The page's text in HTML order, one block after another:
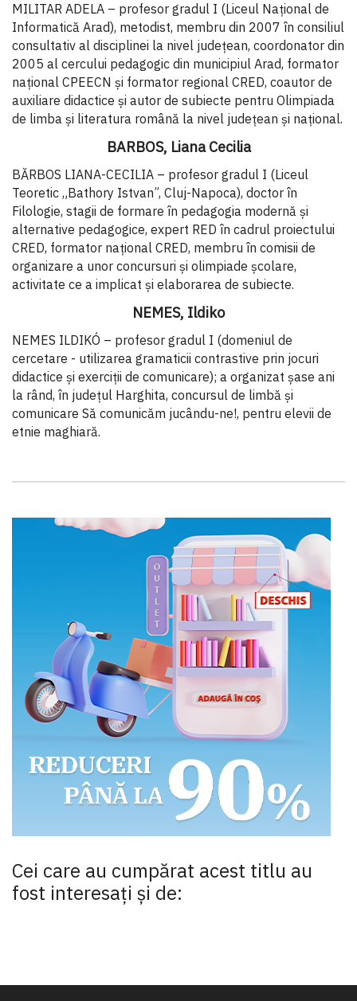
MILITAR ADELA – profesor gradul I (Liceul Național de
Informatică Arad), metodist, membru din 2007 în consiliul
consultativ al disciplinei la nivel județean, coordonator din
2005 al cercului pedagogic din municipiul Arad, formator
național CPEECN și formator regional CRED, coautor de
auxiliare didactice și autor de subiecte pentru Olimpiada
de limba și literatura română la nivel județean și național.
BARBOS, Liana Cecilia
BĂRBOS LIANA-CECILIA – profesor gradul I (Liceul
Teoretic „Bathory Istvan”, Cluj-Napoca), doctor în
Filologie, stagii de formare în pedagogia modernă şi
alternative pedagogice, expert RED în cadrul proiectului
CRED, formator național CRED, membru în comisii de
organizare a unor concursuri și olimpiade școlare,
activitate ce a implicat şi elaborarea de subiecte.
NEMES, Ildiko
NEMES ILDIKÓ – profesor gradul I (domeniul de
cercetare - utilizarea gramaticii contrastive prin jocuri
didactice și exerciții de comunicare); a organizat șase ani
la rând, în județul Harghita, concursul de limbă și
comunicare Să comunicăm jucându-ne!, pentru elevii de
etnie maghiară.
Cei care au cumpărat acest titlu au
fost interesaţi şi de: